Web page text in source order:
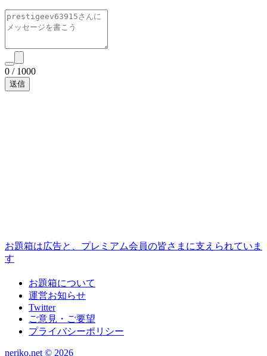
0 / 1000
お題箱は広告と、プレミアム会員の皆さまに支えられていま
す
お題箱について
運営お知らせ
Twitter
ご意見・ご要望
プライバシーポリシー
neriko.net © 2026